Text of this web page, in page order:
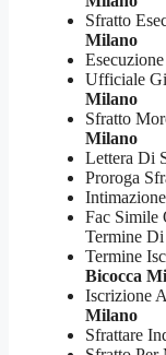
Sfratto
Milano
Ufficiale
Milano
Sfratto
Milano
Lettera Di
Proroga
Fac Simile
Termine
Termine
Bicocca
Iscrizione
Milano
Sfrattare